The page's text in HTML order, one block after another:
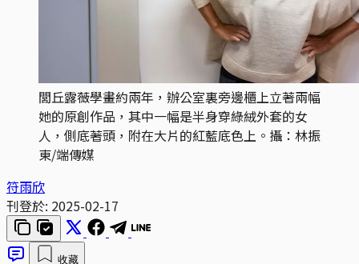
閭丘露薇學畫約兩年，辦公室裏旁邊櫃上立著兩幅
她的原創作品，其中一幅是半身穿綠絨外套的女
人，側底著頭，附在大片的紅藍底色上。攝：林振
東/端傳媒
符雨欣
刊登於: 2025-02-17
收藏